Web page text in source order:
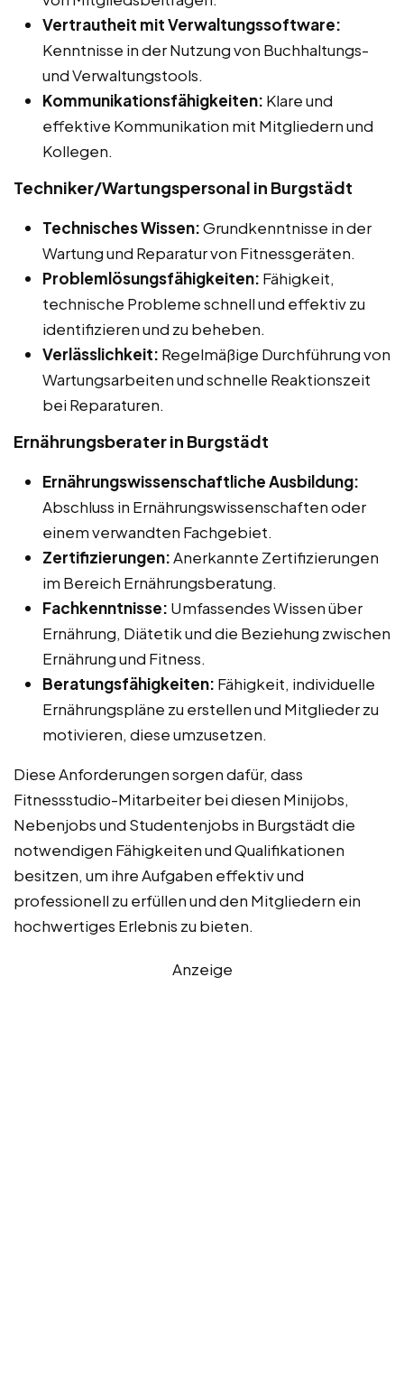
Vertrautheit mit Verwaltungssoftware:
Kenntnisse in der Nutzung von Buchhaltungs-
und Verwaltungstools.
Kommunikationsfähigkeiten: Klare und
effektive Kommunikation mit Mitgliedern und
Kollegen.
Techniker/Wartungspersonal in Burgstädt
Technisches Wissen:Grundkenntnisse in der
Wartung und Reparatur von Fitnessgeräten.
Problemlösungsfähigkeiten: Fähigkeit,
technische Probleme schnell und effektiv zu
identifizieren und zu beheben.
Verlässlichkeit: Regelmäßige Durchführung von
Wartungsarbeiten und schnelle Reaktionszeit
bei Reparaturen.
Ernährungsberater in Burgstädt
Ernährungswissenschaftliche Ausbildung:
Abschluss in Ernährungswissenschaften oder
einem verwandten Fachgebiet.
Zertifizierungen:Anerkannte Zertifizierungen
im Bereich Ernährungsberatung.
Fachkenntnisse: Umfassendes Wissen über
Ernährung, Diätetik und die Beziehung zwischen
Ernährung und Fitness.
Beratungsfähigkeiten: Fähigkeit, individuelle
Ernährungspläne zu erstellen und Mitglieder zu
motivieren, diese umzusetzen.
Diese Anforderungen sorgen dafür, dass
Fitnessstudio-Mitarbeiter bei diesen Minijobs,
Nebenjobs und Studentenjobs in Burgstädt die
notwendigen Fähigkeiten und Qualifikationen
besitzen, um ihre Aufgaben effektiv und
professionell zu erfüllen und den Mitgliedern ein
hochwertiges Erlebnis zu bieten.
Anzeige